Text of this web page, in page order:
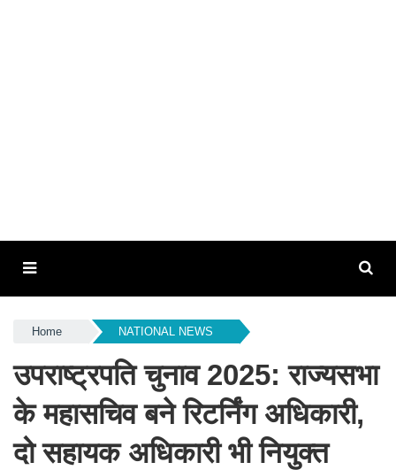
Home NATIONAL NEWS
उपराष्ट्रपति चुनाव 2025: राज्यसभा
के महासचिव बने रिटर्निंग अधिकारी,
दो सहायक अधिकारी भी नियुक्त